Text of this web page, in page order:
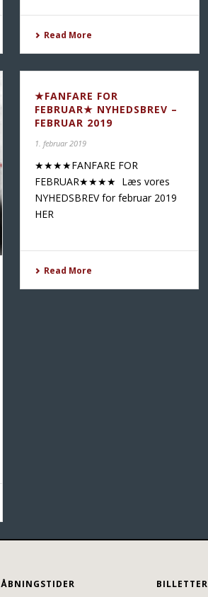
Read More
★FANFARE FOR
FEBRUAR★ NYHEDSBREV –
FEBRUAR 2019
1. februar 2019
★★★★FANFARE FOR
FEBRUAR★★★★ Læs vores
NYHEDSBREV for februar 2019
HER
Read More
ÅBNINGSTIDER BILLETTER